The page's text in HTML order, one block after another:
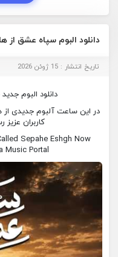
دانلود البوم سپاه عشق از
تاریخ انتشار : 15 ژوئن 2026
دانلود البوم جدید
در این ساعت آلبوم جدیدی
کاربران عزیز
Sepahe Eshgh Now
Music Portal